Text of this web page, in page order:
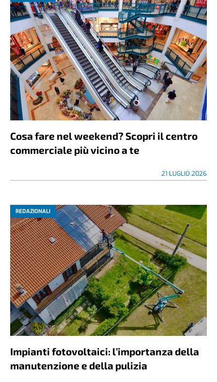
Cosa fare nel weekend? Scopri il centro
commerciale più vicino a te
21 LUGLIO 2026
REDAZIONALI
Impianti fotovoltaici: l’importanza della
manutenzione e della pulizia